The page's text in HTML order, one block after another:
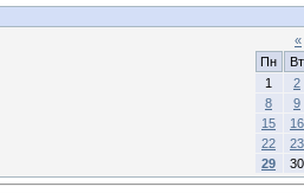
«
Пн
Вт
1
2
8
9
15
16
22
23
29
30